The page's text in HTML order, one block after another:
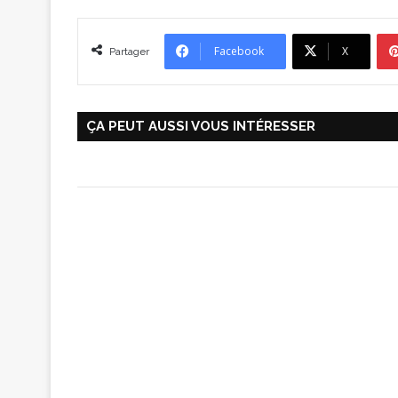
Partager Facebook X
ÇA PEUT AUSSI VOUS INTÉRESSER